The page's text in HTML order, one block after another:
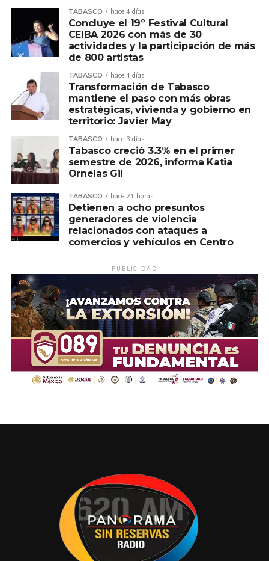
TABASCO hace 4 días
Concluye el 19º Festival Cultural
CEIBA 2026 con más de 30
actividades y la participación de más
de 800 artistas
TABASCO hace 4 días
Transformación de Tabasco
mantiene el paso con más obras
estratégicas, vivienda y gobierno en
territorio: Javier May
TABASCO hace 3 días
Tabasco creció 3.3% en el primer
semestre de 2026, informa Katia
Ornelas Gil
TABASCO hace 21 horas
Detienen a ocho presuntos
generadores de violencia
relacionados con ataques a
comercios y vehículos en Centro
PUBLICIDAD